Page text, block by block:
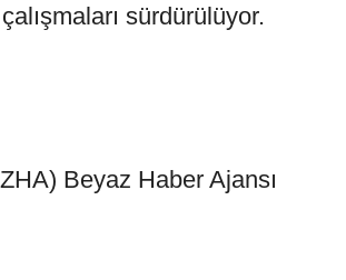
sürdürülüyor.
Beyaz Haber Ajansı